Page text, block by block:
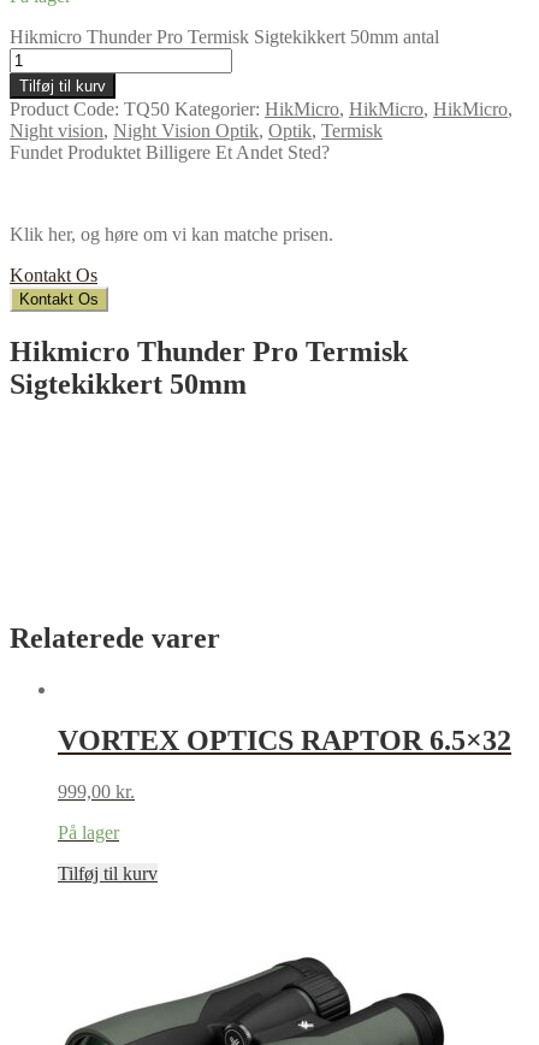
Hikmicro Thunder Pro Termisk Sigtekikkert 50mm antal
Tilføj til kurv
Product Code: TQ50 Kategorier: HikMicro, HikMicro, HikMicro,
Night vision, Night Vision Optik, Optik, Termisk
Fundet Produktet Billigere Et Andet Sted?
Klik her, og høre om vi kan matche prisen.
Kontakt Os
Kontakt Os
Hikmicro Thunder Pro Termisk
Sigtekikkert 50mm
Relaterede varer
VORTEX OPTICS RAPTOR 6.5×32
999,00 kr.
På lager
Tilføj til kurv